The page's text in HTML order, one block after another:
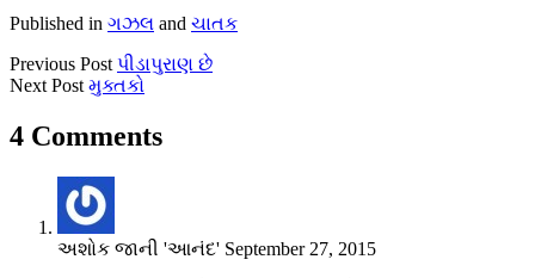
Published in ગઝલ and ચાતક
Previous Post પીડાપુરાણ છે
Next Post મુક્તકો
4 Comments
અશોક જાની 'આનંદ' September 27, 2015